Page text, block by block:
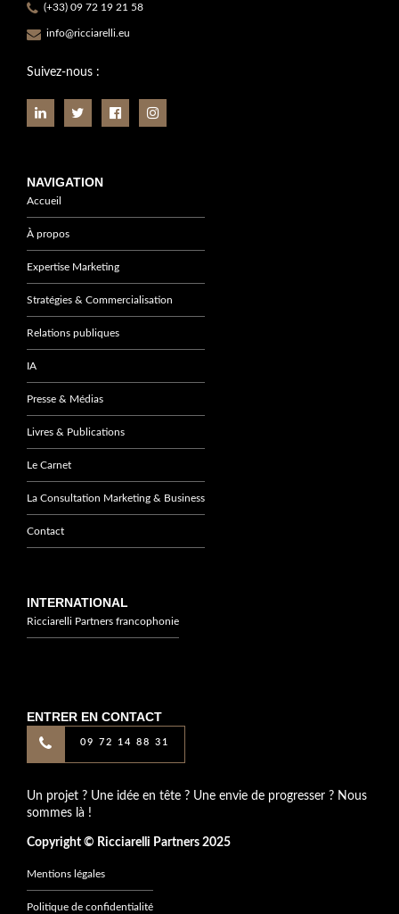
(+33) 09 72 19 21 58
info@ricciarelli.eu
Suivez-nous :
NAVIGATION
Accueil
À propos
Expertise Marketing
Stratégies & Commercialisation
Relations publiques
IA
Presse & Médias
Livres & Publications
Le Carnet
La Consultation Marketing & Business
Contact
INTERNATIONAL
Ricciarelli Partners francophonie
ENTRER EN CONTACT
09 72 14 88 31
Un projet ? Une idée en tête ? Une envie de progresser ? Nous
sommes là !
Copyright © Ricciarelli Partners 2025
Mentions légales
Politique de confidentialité